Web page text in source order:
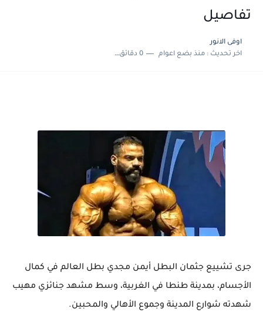
تفاصيل
اوفى الانور
اخر تحديث :منذ بضع اعوام 0 دقائق للقراءة
جرى تشييع جثمان البطل أيمن مجدي بطل العالم في كمال
الأجسام، بمدينة طنطا في الغربية، وسط مشهد جنائزي مهيب
شهدته شوارع المدينة وجموع الأهالي والمحبين.